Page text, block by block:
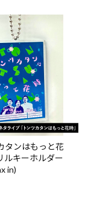
タンはもっと花
ルキーホルダー
in)